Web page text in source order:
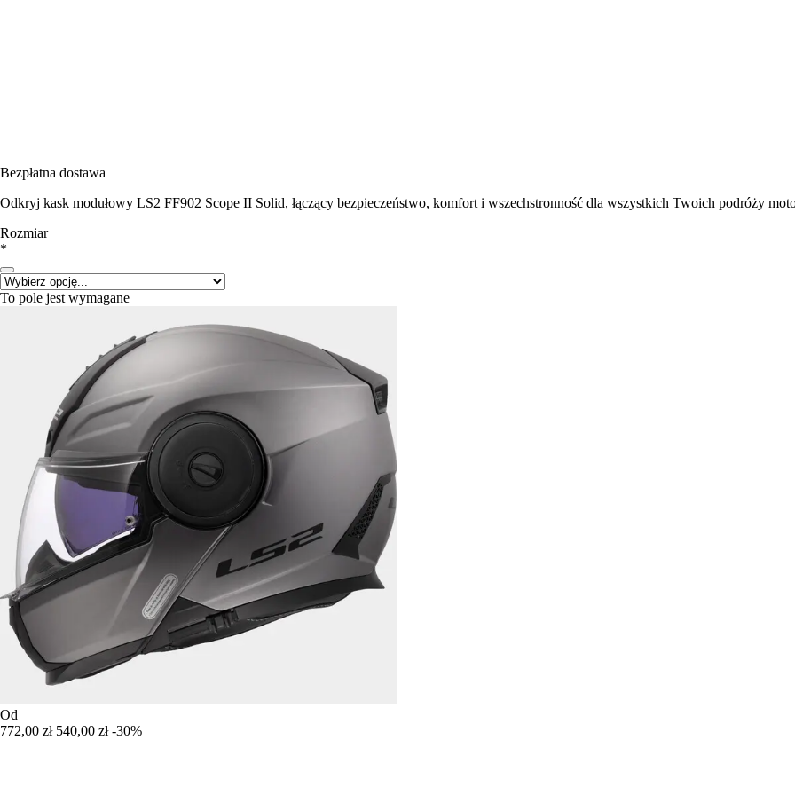
Bezpłatna dostawa
Odkryj kask modułowy LS2 FF902 Scope II Solid, łączący bezpieczeństwo, komfort i wszechstronność dla wszystkich Twoich podróży
Rozmiar
*
To pole jest wymagane
Od
772,00 zł 540,00 zł -30%